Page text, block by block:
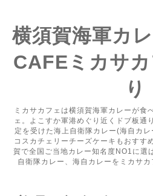
横須賀海軍カ
CAFEミカサ
り
ミカサカフェは横須賀海軍カレーが食
ェ。よこすか軍港めぐり近くドブ板通
定を受けた海上自衛隊カレー(海自カ
コスカチェリーチーズケーキもおすす
賀で全国ご当地カレー知名度NO1に選
自衛隊カレー、海自カレーをミカサカ